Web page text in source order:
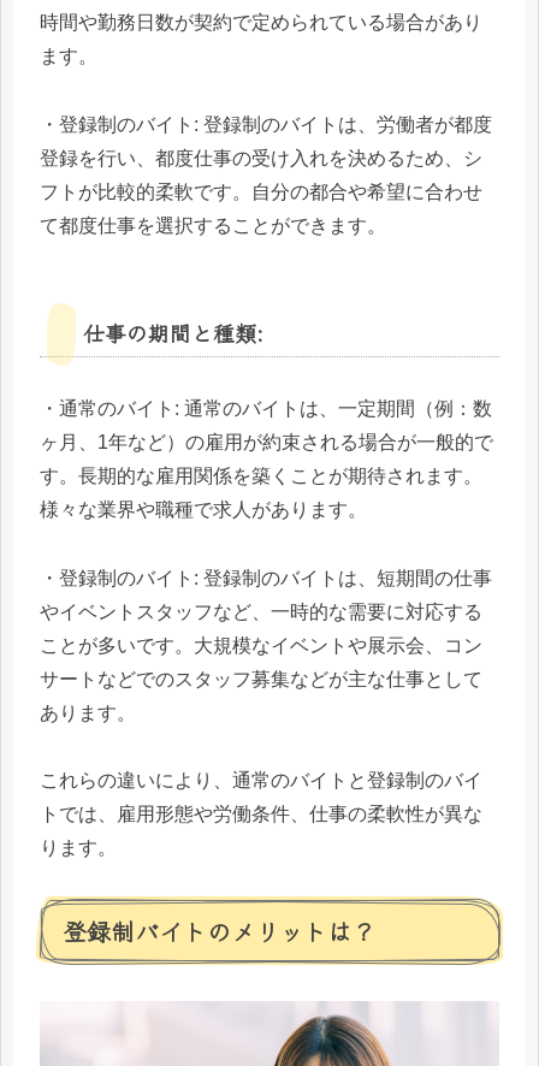
時間や勤務日数が契約で定められている場合があり
ます。
・登録制のバイト: 登録制のバイトは、労働者が都度
登録を行い、都度仕事の受け入れを決めるため、シ
フトが比較的柔軟です。自分の都合や希望に合わせ
て都度仕事を選択することができます。
仕事の期間と種類:
・通常のバイト: 通常のバイトは、一定期間（例：数
ヶ月、1年など）の雇用が約束される場合が一般的で
す。長期的な雇用関係を築くことが期待されます。
様々な業界や職種で求人があります。
・登録制のバイト: 登録制のバイトは、短期間の仕事
やイベントスタッフなど、一時的な需要に対応する
ことが多いです。大規模なイベントや展示会、コン
サートなどでのスタッフ募集などが主な仕事として
あります。
これらの違いにより、通常のバイトと登録制のバイ
トでは、雇用形態や労働条件、仕事の柔軟性が異な
ります。
登録制バイトのメリットは？